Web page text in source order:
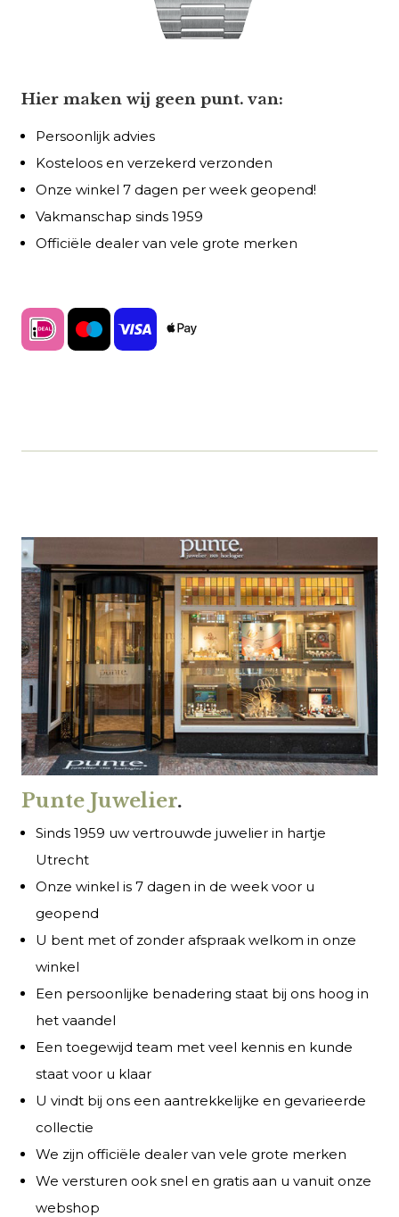
Hier maken wij geen punt. van:
Persoonlijk advies
Kosteloos en verzekerd verzonden
Onze winkel 7 dagen per week geopend!
Vakmanschap sinds 1959
Officiële dealer van vele grote merken
Punte Juwelier.
Sinds 1959 uw vertrouwde juwelier in hartje
Utrecht
Onze winkel is 7 dagen in de week voor u
geopend
U bent met of zonder afspraak welkom in onze
winkel
Een persoonlijke benadering staat bij ons hoog in
het vaandel
Een toegewijd team met veel kennis en kunde
staat voor u klaar
U vindt bij ons een aantrekkelijke en gevarieerde
collectie
We zijn officiële dealer van vele grote merken
We versturen ook snel en gratis aan u vanuit onze
webshop